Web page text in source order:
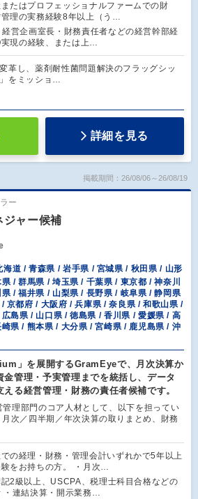
たはプロフェッショナルファームでの財
理の実務経験8年以上（う…
経営企画室長・財務責任者などの経営幹部経
現の経験、または上…
変革し、薬剤耐性菌問題解決のフラッグシッ
をミッショ…
詳細を見る
掲載期間：26/08/06～26/08/19
ー
ジャー候補
海道 / 青森県 / 岩手県 / 宮城県 / 秋田県 / 山形
/ 群馬県 / 埼玉県 / 千葉県 / 東京都 / 神奈川
/ 福井県 / 山梨県 / 長野県 / 岐阜県 / 静岡県
京都府 / 大阪府 / 兵庫県 / 奈良県 / 和歌山県 /
島県 / 山口県 / 徳島県 / 香川県 / 愛媛県 / 高
県 / 熊本県 / 大分県 / 宮崎県 / 鹿児島県 / 沖
」を展開するGramEyeで、月次決算か
金管理・予実管理までを統括し、データ
える経営管理・財務の責任者候補です。
理部門のコア人材として、以下を担ってい
次／四半期／年次決算の取りまとめ、財務
の経理・財務・管理会計いずれかで5年以上
をお持ちの方。 ・月次…
記2級以上、USCPA、税理士科目合格などの
・連結決算・開示業務…